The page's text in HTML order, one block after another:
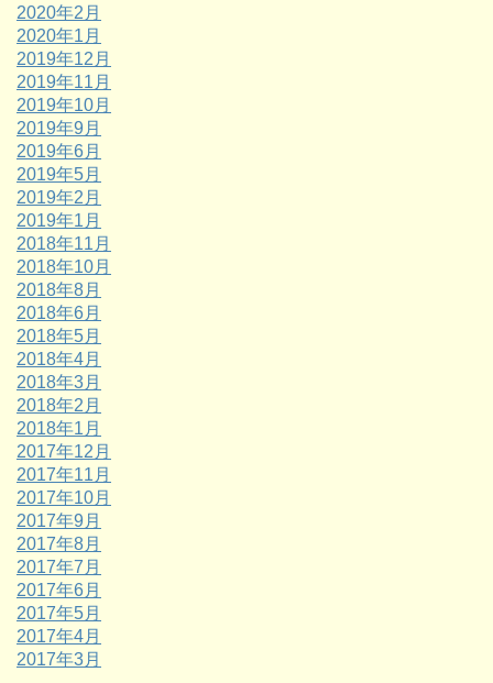
2020年2月
2020年1月
2019年12月
2019年11月
2019年10月
2019年9月
2019年6月
2019年5月
2019年2月
2019年1月
2018年11月
2018年10月
2018年8月
2018年6月
2018年5月
2018年4月
2018年3月
2018年2月
2018年1月
2017年12月
2017年11月
2017年10月
2017年9月
2017年8月
2017年7月
2017年6月
2017年5月
2017年4月
2017年3月